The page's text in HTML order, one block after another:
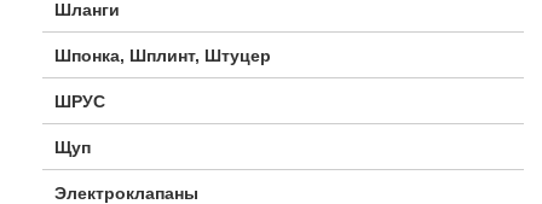
Шланги
Шпонка, Шплинт, Штуцер
ШРУС
Щуп
Электроклапаны